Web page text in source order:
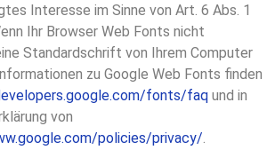
Interesse im Sinne von Art. 6 Abs. 1
Ihr Browser Web Fonts nicht
Standardschrift von Ihrem Computer
zu Google Web Fonts finden
fonts/faq und in
von
policies/privacy/.